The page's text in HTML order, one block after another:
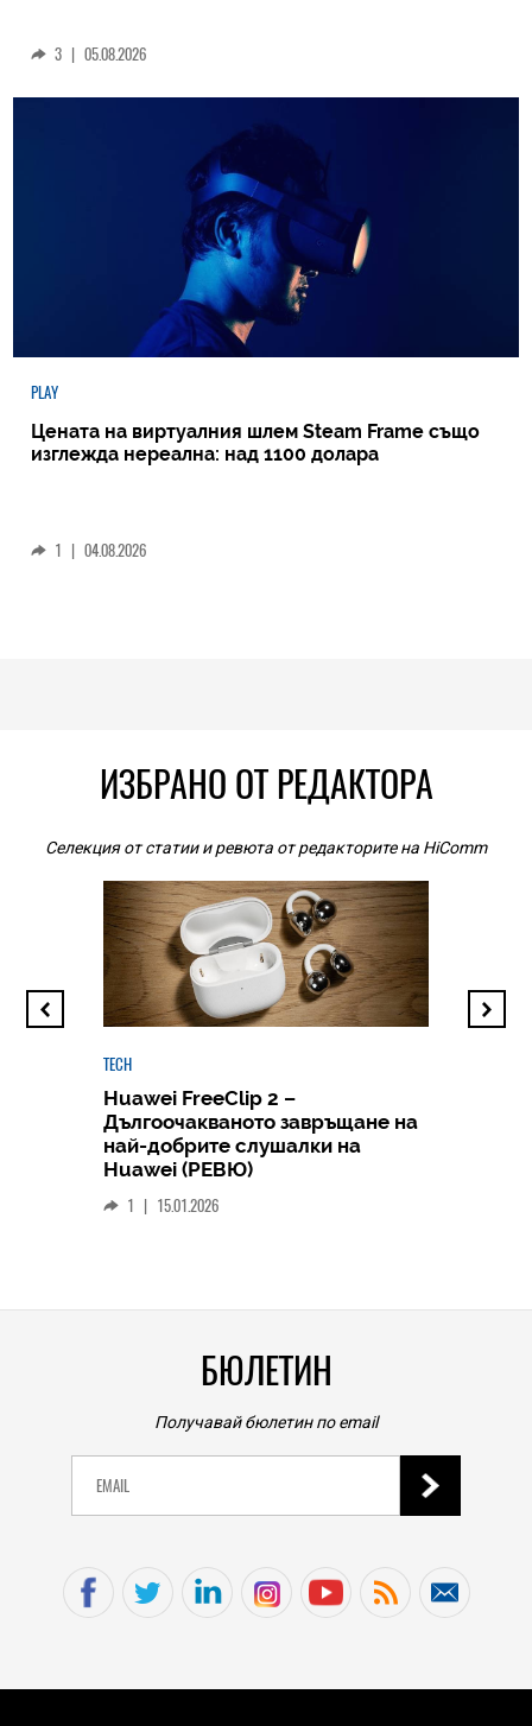
3 | 05.08.2026
PLAY
Цената на виртуалния шлем Steam Frame също
изглежда нереална: над 1100 долара
1 | 04.08.2026
ИЗБРАНО ОТ РЕДАКТОРА
Селекция от статии и ревюта от редакторите на HiComm
TECH
Huawei FreeClip 2 –
Дългоочакваното завръщане на
най-добрите слушалки на
Huawei (РЕВЮ)
1 | 15.01.2026
БЮЛЕТИН
Получавай бюлетин по email